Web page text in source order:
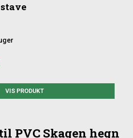
VIS PRODUKT
PVC Skagen hegn